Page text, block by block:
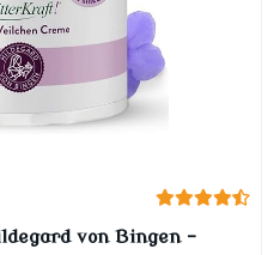
von Bingen –